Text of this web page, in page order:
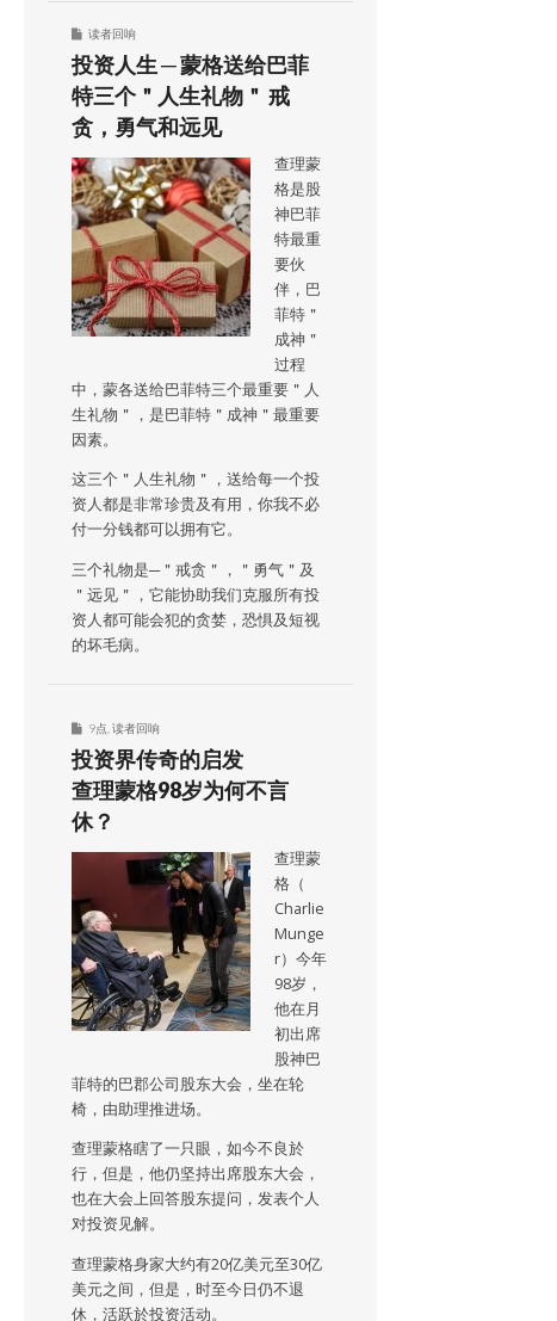
读者回响
投资人生 ─ 蒙格送给巴菲
特三个＂人生礼物＂ 戒
贪，勇气和远见
查理蒙
格是股
神巴菲
特最重
要伙
伴，巴
菲特＂
成神＂
过程
中，蒙各送给巴菲特三个最重要＂人
生礼物＂，是巴菲特＂成神＂最重要
因素。
这三个＂人生礼物＂，送给每一个投
资人都是非常珍贵及有用，你我不必
付一分钱都可以拥有它。
三个礼物是─＂戒贪＂，＂勇气＂及
＂远见＂，它能协助我们克服所有投
资人都可能会犯的贪婪，恐惧及短视
的坏毛病。
9点 读者回响
投资界传奇的启发
查理蒙格98岁为何不言
休？
查理蒙
格（
Charlie
Munge
r）今年
98岁，
他在月
初出席
股神巴
菲特的巴郡公司股东大会，坐在轮
椅，由助理推进场。
查理蒙格瞎了一只眼，如今不良於
行，但是，他仍坚持出席股东大会，
也在大会上回答股东提问，发表个人
对投资见解。
查理蒙格身家大约有20亿美元至30亿
美元之间，但是，时至今日仍不退
休，活跃於投资活动。